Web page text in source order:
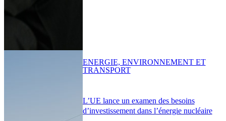
L’UE lance un examen des besoins
d’investissement dans l’énergie nucléaire
ENERGIE, ENVIRONNEMENT ET
TRANSPORT